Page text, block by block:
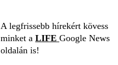
A legfrissebb hírekért kövess
minket a LIFE Google News
oldalán is!